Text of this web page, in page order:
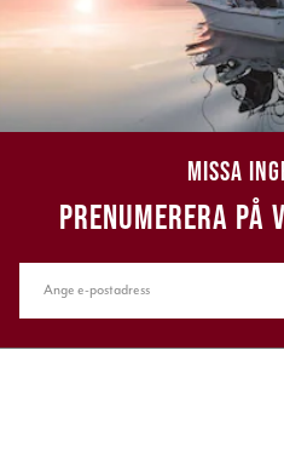
MISSA
PRENUMERERA PÅ